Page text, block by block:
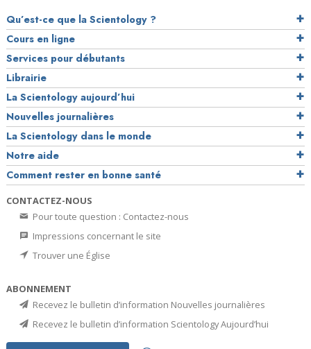
Qu’est-ce que la Scientology ?
Cours en ligne
Services pour débutants
Librairie
La Scientology aujourd’hui
Nouvelles journalières
La Scientology dans le monde
Notre aide
Comment rester en bonne santé
CONTACTEZ-NOUS
Pour toute question : Contactez-nous
Impressions concernant le site
Trouver une Église
ABONNEMENT
Recevez le bulletin d’information Nouvelles journalières
Recevez le bulletin d’information Scientology Aujourd’hui